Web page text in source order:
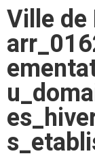
Ville